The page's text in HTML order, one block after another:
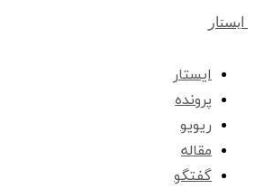
ایستار
ایستار
پرونده
ریویو
مقاله
گفتگو